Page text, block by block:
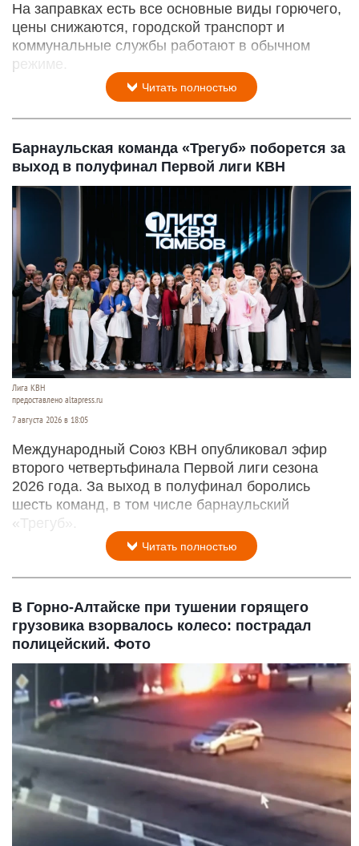
На заправках есть все основные виды горючего,
цены снижаются, городской транспорт и
коммунальные службы работают в обычном
режиме.
Читать полностью
Барнаульская команда «Трегуб» поборется за
выход в полуфинал Первой лиги КВН
Лига КВН
предоставлено altapress.ru
7 августа 2026 в 18:05
Международный Союз КВН опубликовал эфир
второго четвертьфинала Первой лиги сезона
2026 года. За выход в полуфинал боролись
шесть команд, в том числе барнаульский
«Трегуб».
Читать полностью
В Горно-Алтайске при тушении горящего
грузовика взорвалось колесо: пострадал
полицейский. Фото